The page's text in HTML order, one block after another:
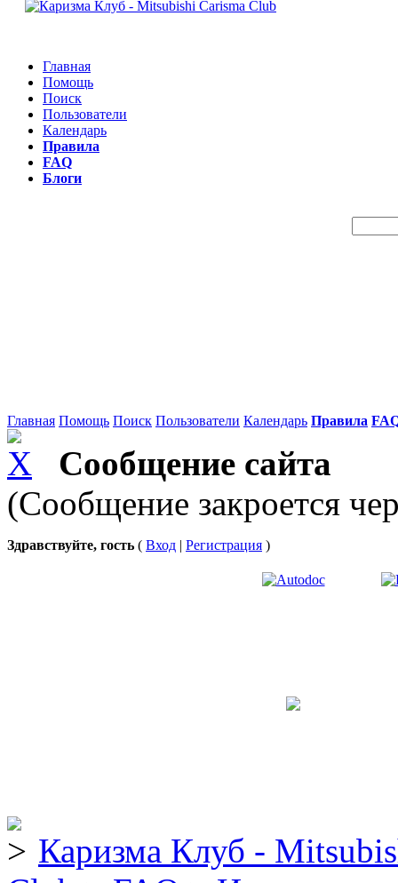
Главная
Помощь
Поиск
Пользователи
Календарь
Правила
FAQ
Блоги
Главная Помощь Поиск Пользователи Календарь Правила
Сообщение сайта
(Сообщение закроется
Здравствуйте, гость ( Вход | Регистрация )
Каризма Клуб -